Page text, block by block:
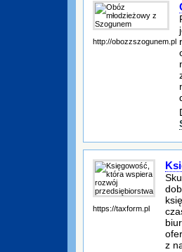
http://obozzszogunem.pl
https://taxform.pl
z